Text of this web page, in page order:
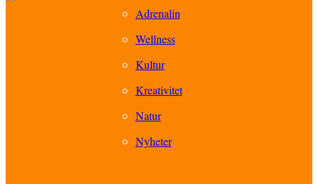
Adrenalin
Wellness
Kultur
Kreativitet
Natur
Nyheter